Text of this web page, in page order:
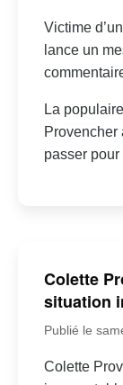
Victime
lance un
La
Provencher
passer
Colette
situation
Publié le
Colette